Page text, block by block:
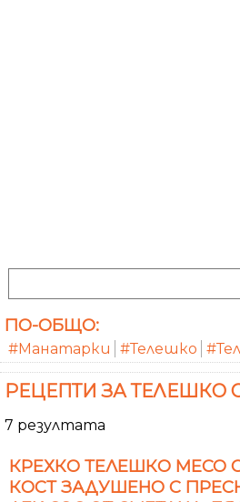
ПО-ОБЩО:
#Манатарки #Телешко
РЕЦЕПТИ ЗА ТЕЛЕШКО
7 резултата
КРЕХКО ТЕЛЕШКО МЕСО
КОСТ ЗАДУШЕНО С